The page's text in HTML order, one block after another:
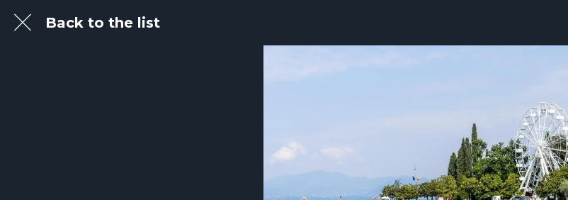
Back to the list